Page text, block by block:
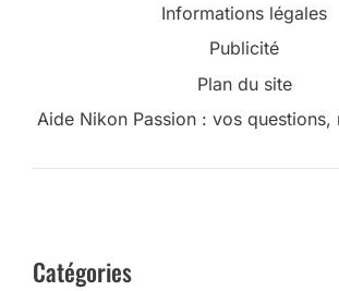
Informations légales
Publicité
Plan du site
Aide Nikon Passion : vos questions,
Catégories